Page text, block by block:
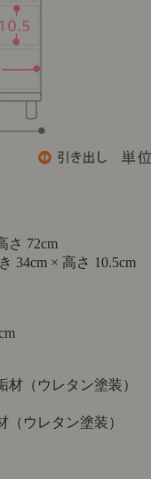
さ 72cm
34cm × 高さ 10.5cm
（ウレタン塗装）
ウレタン塗装）